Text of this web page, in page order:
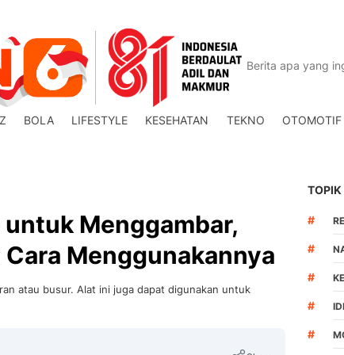
BOLA LIFESTYLE KESEHATAN TEKNO OTOMOTIF
Menggambar,
Menggunakannya
atau busur. Alat ini juga dapat digunakan untuk
TOPIK
#
#
#
#
#